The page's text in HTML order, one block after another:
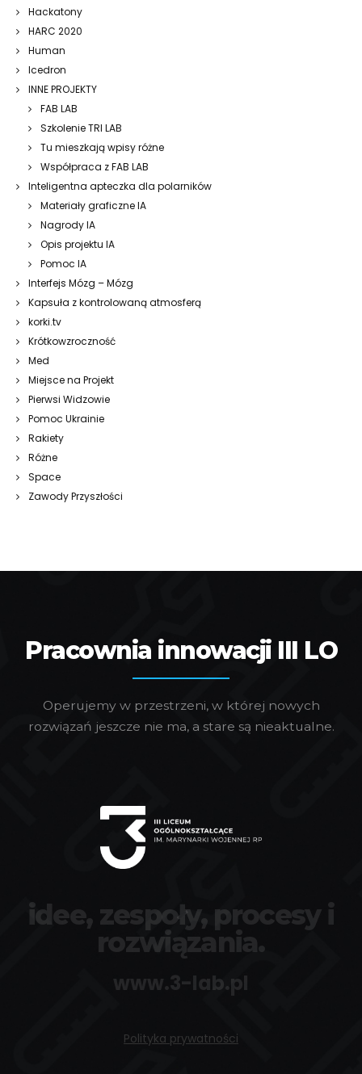
Hackatony
HARC 2020
Human
Icedron
INNE PROJEKTY
FAB LAB
Szkolenie TRI LAB
Tu mieszkają wpisy różne
Współpraca z FAB LAB
Inteligentna apteczka dla polarników
Materiały graficzne IA
Nagrody IA
Opis projektu IA
Pomoc IA
Interfejs Mózg – Mózg
Kapsuła z kontrolowaną atmosferą
korki.tv
Krótkowzroczność
Med
Miejsce na Projekt
Pierwsi Widzowie
Pomoc Ukrainie
Rakiety
Różne
Space
Zawody Przyszłości
Pracownia innowacji III LO
Operujemy w przestrzeni, w której nowych
rozwiązań jeszcze nie ma, a stare są nieaktualne.
idee, zespoły, procesy i
rozwiązania.
www.3-lab.pl
Polityka prywatności